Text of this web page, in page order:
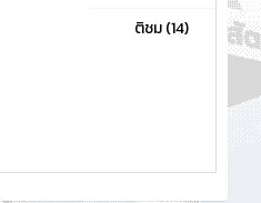
ติชม (14)